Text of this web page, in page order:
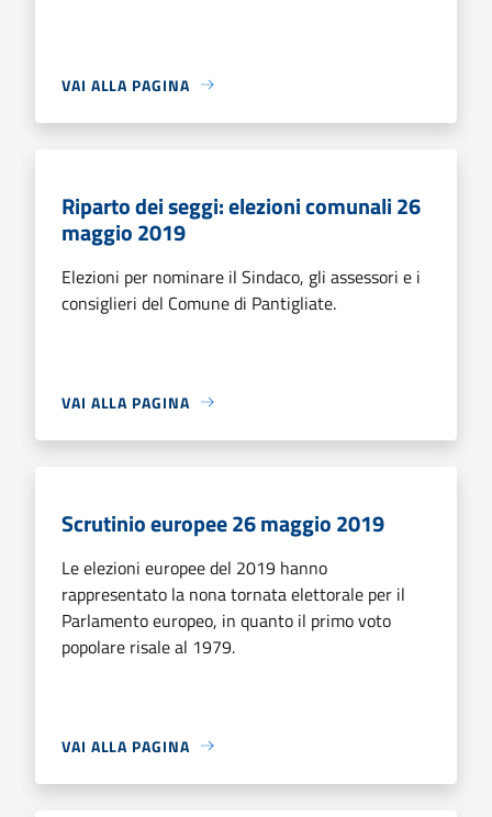
VAI ALLA PAGINA
Riparto dei seggi: elezioni comunali 26
maggio 2019
Elezioni per nominare il Sindaco, gli assessori e i
consiglieri del Comune di Pantigliate.
VAI ALLA PAGINA
Scrutinio europee 26 maggio 2019
Le elezioni europee del 2019 hanno
rappresentato la nona tornata elettorale per il
Parlamento europeo, in quanto il primo voto
popolare risale al 1979.
VAI ALLA PAGINA